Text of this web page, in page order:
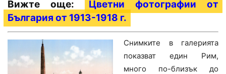
Вижте още:
Цветни фотографии от
България от 1913-1918 г.
Снимките в галерията
показват един Рим,
много по-близък до